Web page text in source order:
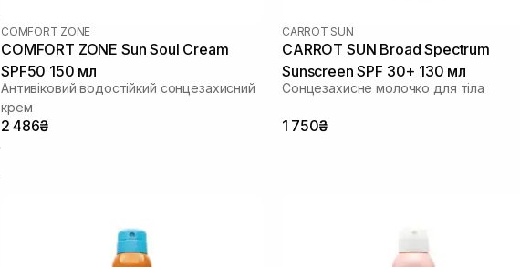
COMFORT ZONE
COMFORT ZONE Sun Soul Cream
SPF50 150 мл
Антивіковий водостійкий сонцезахисний
крем
2 486₴
CARROT SUN
CARROT SUN Broad Spectrum
Sunscreen SPF 30+ 130 мл
Сонцезахисне молочко для тіла
1 750₴